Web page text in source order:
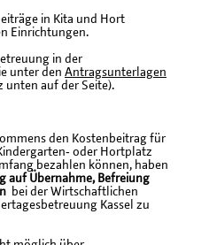
in Kita und Hort
Einrichtungen.
in der
unter den Antragsunterlagen
unten auf der Seite).
den Kostenbeitrag für
oder Hortplatz
bezahlen können, haben
auf Übernahme, Befreiung
bei der Wirtschaftlichen
Kassel zu